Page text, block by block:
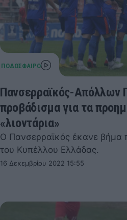
Πανσερραϊκός-Απόλλων
προβάδισμα για τα
«λιοντάρια»
Ο Πανσερραϊκός έκανε βήμα
του Κυπέλλου Ελλάδας.
16 Δεκεμβρίου 2022 15:55